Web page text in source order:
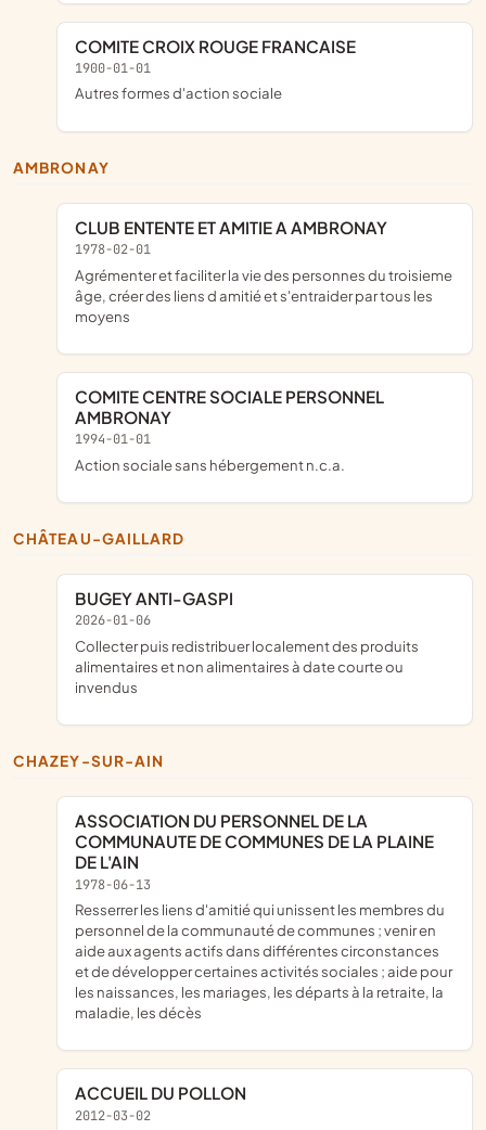
COMITE CROIX ROUGE FRANCAISE
1900-01-01
Autres formes d'action sociale
AMBRONAY
CLUB ENTENTE ET AMITIE A AMBRONAY
1978-02-01
agrémenter et faciliter la vie des personnes du troisieme
âge, créer des liens d amitié et s'entraider par tous les
moyens
COMITE CENTRE SOCIALE PERSONNEL
AMBRONAY
1994-01-01
Action sociale sans hébergement n.c.a.
CHÂTEAU-GAILLARD
BUGEY ANTI-GASPI
2026-01-06
collecter puis redistribuer localement des produits
alimentaires et non alimentaires à date courte ou
invendus
CHAZEY-SUR-AIN
ASSOCIATION DU PERSONNEL DE LA
COMMUNAUTE DE COMMUNES DE LA PLAINE
DE L'AIN
1978-06-13
resserrer les liens d'amitié qui unissent les membres du
personnel de la communauté de communes ; venir en
aide aux agents actifs dans différentes circonstances
et de développer certaines activités sociales ; aide pour
les naissances, les mariages, les départs à la retraite, la
maladie, les décès
ACCUEIL DU POLLON
2012-03-02